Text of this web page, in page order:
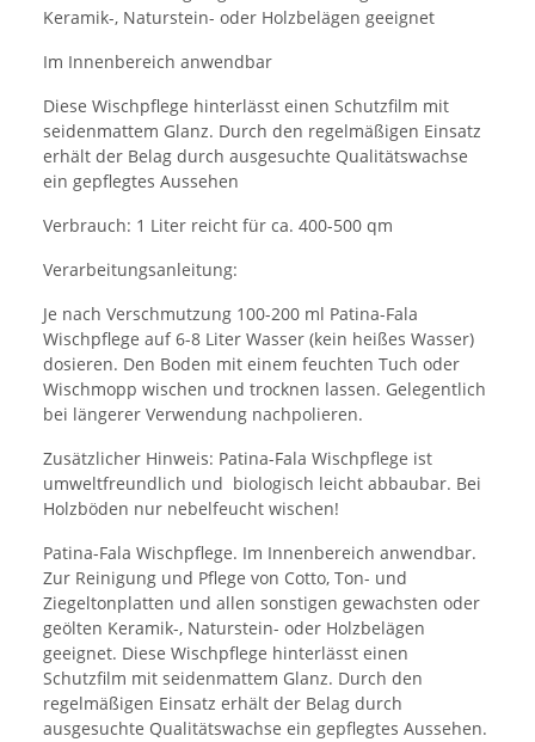
Keramik-, Naturstein- oder Holzbelägen geeignet
Im Innenbereich anwendbar
Diese Wischpflege hinterlässt einen Schutzfilm mit
seidenmattem Glanz. Durch den regelmäßigen Einsatz
erhält der Belag durch ausgesuchte Qualitätswachse
ein gepflegtes Aussehen
Verbrauch: 1 Liter reicht für ca. 400-500 qm
Verarbeitungsanleitung:
Je nach Verschmutzung 100-200 ml Patina-Fala
Wischpflege auf 6-8 Liter Wasser (kein heißes Wasser)
dosieren. Den Boden mit einem feuchten Tuch oder
Wischmopp wischen und trocknen lassen. Gelegentlich
bei längerer Verwendung nachpolieren.
Zusätzlicher Hinweis: Patina-Fala Wischpflege ist
umweltfreundlich und biologisch leicht abbaubar. Bei
Holzböden nur nebelfeucht wischen!
Patina-Fala Wischpflege. Im Innenbereich anwendbar.
Zur Reinigung und Pflege von Cotto, Ton- und
Ziegeltonplatten und allen sonstigen gewachsten oder
geölten Keramik-, Naturstein- oder Holzbelägen
geeignet. Diese Wischpflege hinterlässt einen
Schutzfilm mit seidenmattem Glanz. Durch den
regelmäßigen Einsatz erhält der Belag durch
ausgesuchte Qualitätswachse ein gepflegtes Aussehen.